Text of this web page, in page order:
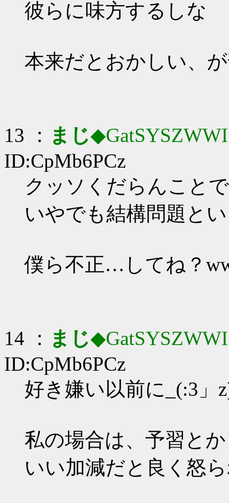
彼らに味方するしな
本来だとおかしい、
13 ： まじ◆GatSYSZWWI
ID:CpMb6PCz
クッソくだらんこと
いやでも結構問題と
僕ら不正…してね？
14 ： まじ◆GatSYSZWWI
ID:CpMb6PCz
好き嫌い以前に_(:3」
私の場合は、予習と
いい加減だと良く怒